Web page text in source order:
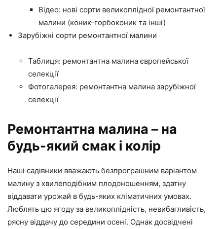
Відео: нові сорти великоплідної ремонтантної
малини (коник-горбоконик та інші)
Зарубіжні сорти ремонтантної малини
Таблиця: ремонтантна малина європейської
селекції
Фотогалерея: ремонтантна малина зарубіжної
селекції
Ремонтантна малина – на
будь-який смак і колір
Наші садівники вважають безпрограшним варіантом
малину з хвилеподібним плодоношенням, здатну
віддавати урожай в будь-яких кліматичних умовах.
Люблять цю ягоду за великоплідність, невибагливість,
рясну віддачу до середини осені. Однак досвідчені